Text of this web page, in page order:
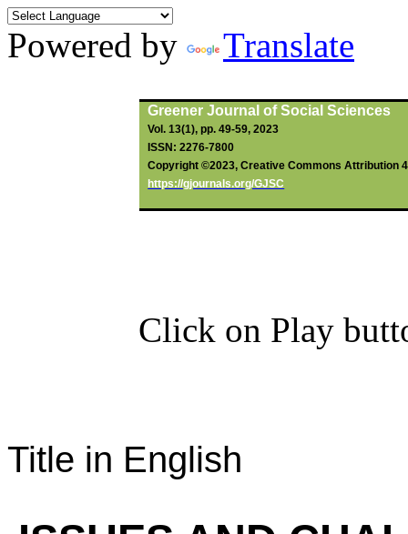
Powered by Translate
Greener Journal of Social Sciences
Vol. 13(1), pp. 49-59, 2023
ISSN: 2276-7800
Copyright ©2023, Creative Commons Attribution
https://gjournals.org/GJSC
Click on Play
Title in English